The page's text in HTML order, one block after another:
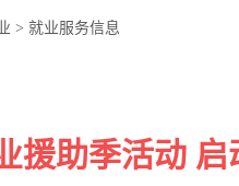
> 就业服务信息
援助季活动